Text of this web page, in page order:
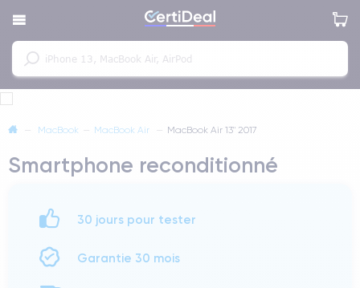
— MacBook — MacBook Air — MacBook Air 13" 2017
Smartphone reconditionné
30 jours pour tester
Garantie 30 mois